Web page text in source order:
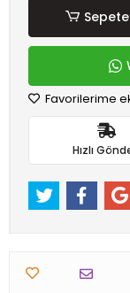
Favorilerime
Hızlı